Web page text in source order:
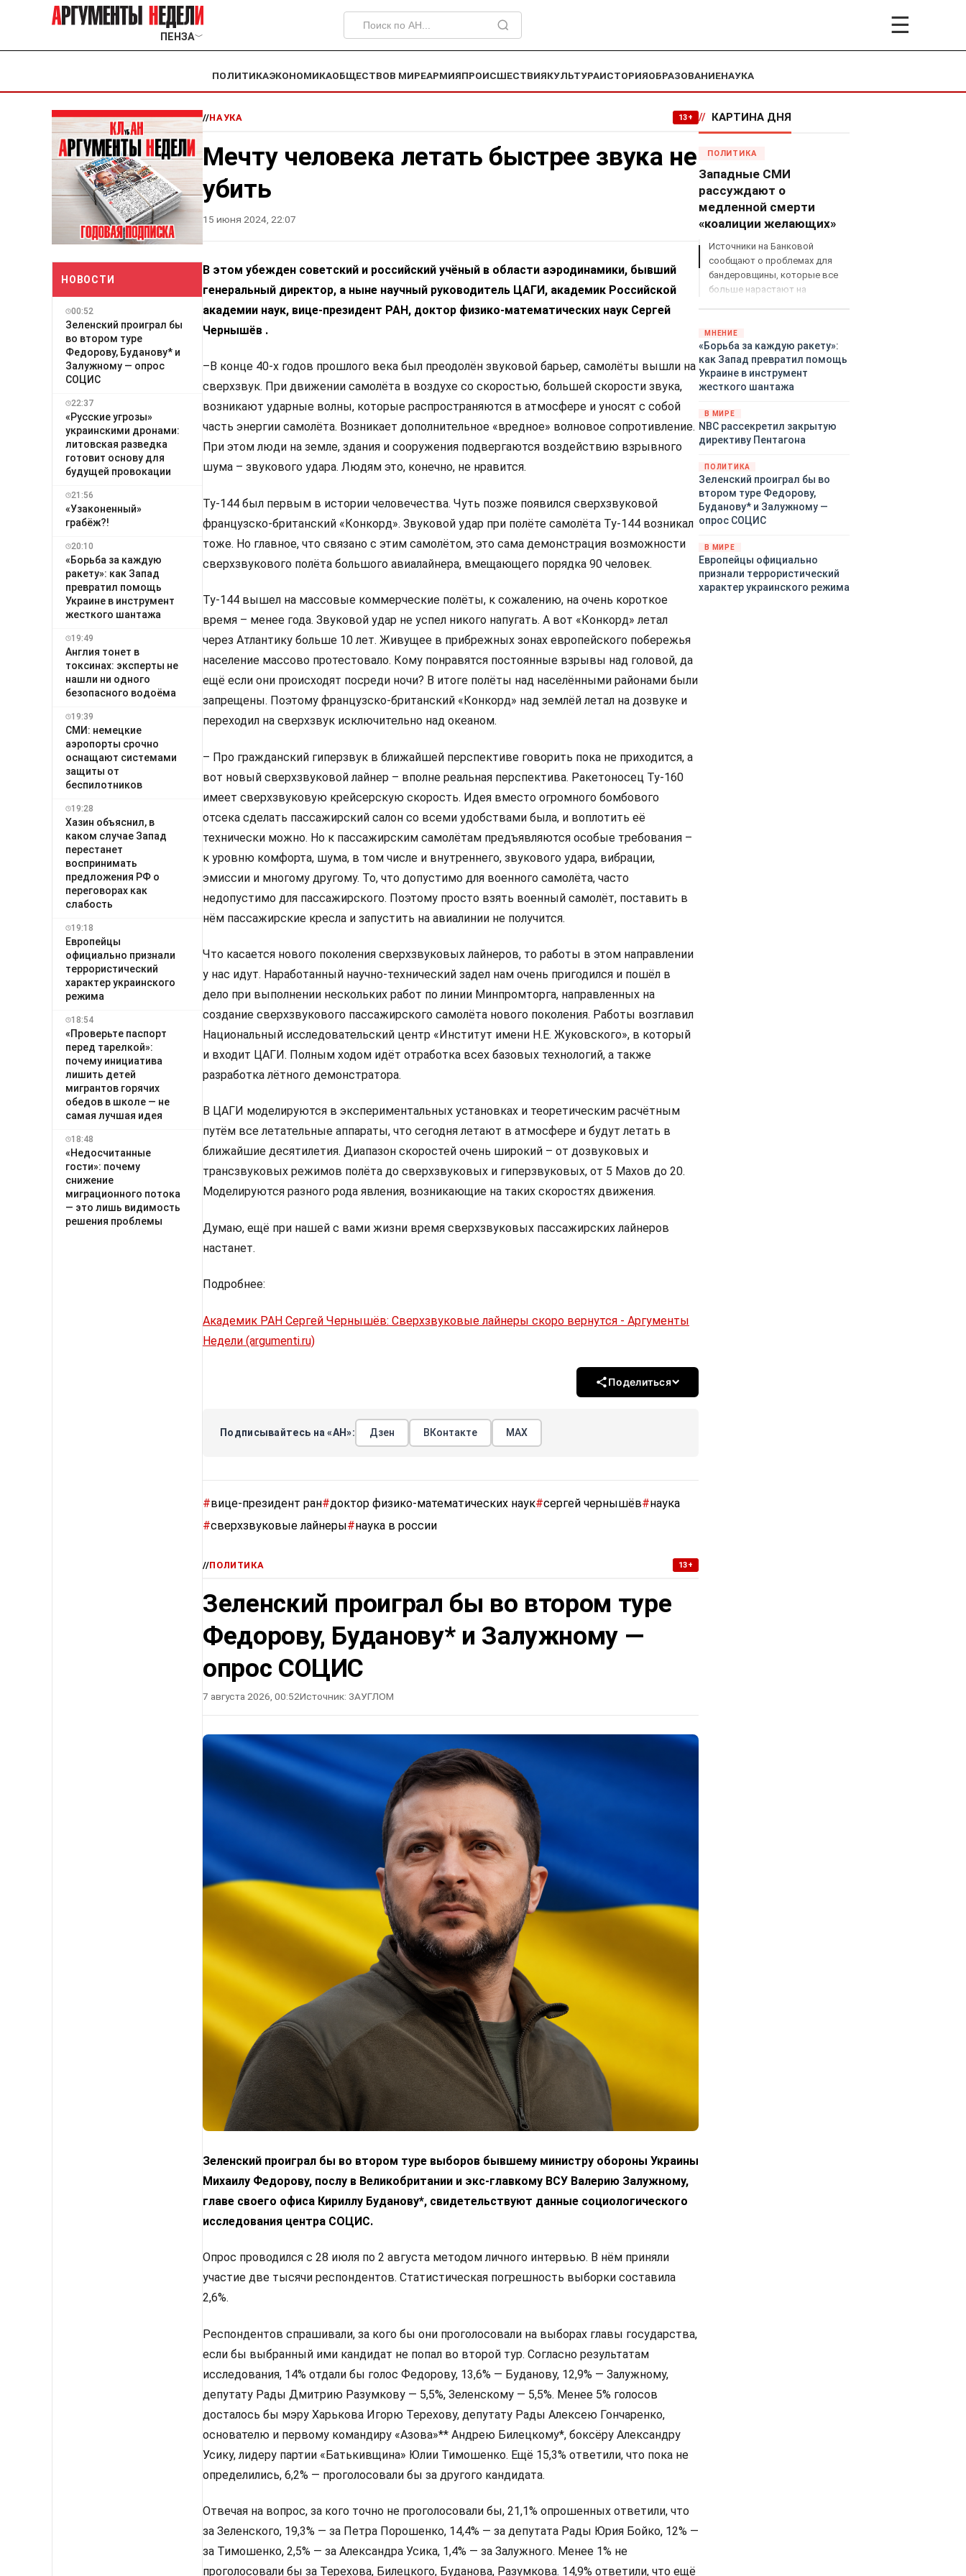
ПЕНЗА﹀ ☰
ПОЛИТИКАЭКОНОМИКАОБЩЕСТВОВ МИРЕАРМИЯПРОИСШЕСТВИЯКУЛЬТУРАИСТОРИЯОБРАЗОВАНИЕНАУКА
НОВОСТИ
00:52
Зеленский проиграл бы
во втором туре
Федорову, Буданову* и
Залужному — опрос
СОЦИС
22:37
«Русские угрозы»
украинскими дронами:
литовская разведка
готовит основу для
будущей провокации
21:56
«Узаконенный»
грабёж?!
20:10
«Борьба за каждую
ракету»: как Запад
превратил помощь
Украине в инструмент
жесткого шантажа
19:49
Англия тонет в
токсинах: эксперты не
нашли ни одного
безопасного водоёма
19:39
СМИ: немецкие
аэропорты срочно
оснащают системами
защиты от
беспилотников
19:28
Хазин объяснил, в
каком случае Запад
перестанет
воспринимать
предложения РФ о
переговорах как
слабость
19:18
Европейцы
официально признали
террористический
характер украинского
режима
18:54
«Проверьте паспорт
перед тарелкой»:
почему инициатива
лишить детей
мигрантов горячих
обедов в школе — не
самая лучшая идея
18:48
«Недосчитанные
гости»: почему
снижение
миграционного потока
— это лишь видимость
решения проблемы
//НАУКА 13+
Мечту человека летать быстрее звука не
убить
15 июня 2024, 22:07
В этом убежден советский и российский учёный в области аэродинамики, бывший
генеральный директор, а ныне научный руководитель ЦАГИ, академик Российской
академии наук, вице-президент РАН, доктор физико-математических наук Сергей
Чернышёв .
–В конце 40-х годов прошлого века был преодолён звуковой барьер, самолёты вышли на
сверхзвук. При движении самолёта в воздухе со скоростью, большей скорости звука,
возникают ударные волны, которые распространяются в атмосфере и уносят с собой
часть энергии самолёта. Возникает дополнительное «вредное» волновое сопротивление.
При этом люди на земле, здания и сооружения подвергаются воздействию взрывного
шума – звукового удара. Людям это, конечно, не нравится.
Ту-144 был первым в истории человечества. Чуть позже появился сверхзвуковой
французско-британский «Конкорд». Звуковой удар при полёте самолёта Ту-144 возникал
тоже. Но главное, что связано с этим самолётом, это сама демонстрация возможности
сверхзвукового полёта большого авиалайнера, вмещающего порядка 90 человек.
Ту-144 вышел на массовые коммерческие полёты, к сожалению, на очень короткое
время – менее года. Звуковой удар не успел никого напугать. А вот «Конкорд» летал
через Атлантику больше 10 лет. Живущее в прибрежных зонах европейского побережья
население массово протестовало. Кому понравятся постоянные взрывы над головой, да
ещё если они происходят посреди ночи? В итоге полёты над населёнными районами были
запрещены. Поэтому французско-британский «Конкорд» над землёй летал на дозвуке и
переходил на сверхзвук исключительно над океаном.
– Про гражданский гиперзвук в ближайшей перспективе говорить пока не приходится, а
вот новый сверхзвуковой лайнер – вполне реальная перспектива. Ракетоносец Ту-160
имеет сверхзвуковую крейсерскую скорость. Идея вместо огромного бомбового
отсека сделать пассажирский салон со всеми удобствами была, и воплотить её
технически можно. Но к пассажирским самолётам предъявляются особые требования –
к уровню комфорта, шума, в том числе и внутреннего, звукового удара, вибрации,
эмиссии и многому другому. То, что допустимо для военного самолёта, часто
недопустимо для пассажирского. Поэтому просто взять военный самолёт, поставить в
нём пассажирские кресла и запустить на авиалинии не получится.
Что касается нового поколения сверхзвуковых лайнеров, то работы в этом направлении
у нас идут. Наработанный научно-технический задел нам очень пригодился и пошёл в
дело при выполнении нескольких работ по линии Минпромторга, направленных на
создание сверхзвукового пассажирского самолёта нового поколения. Работы возглавил
Национальный исследовательский центр «Институт имени Н.Е. Жуковского», в который
и входит ЦАГИ. Полным ходом идёт отработка всех базовых технологий, а также
разработка лётного демонстратора.
В ЦАГИ моделируются в экспериментальных установках и теоретическим расчётным
путём все летательные аппараты, что сегодня летают в атмосфере и будут летать в
ближайшие десятилетия. Диапазон скоростей очень широкий – от дозвуковых и
трансзвуковых режимов полёта до сверхзвуковых и гиперзвуковых, от 5 Махов до 20.
Моделируются разного рода явления, возникающие на таких скоростях движения.
Думаю, ещё при нашей с вами жизни время сверхзвуковых пассажирских лайнеров
настанет.
Подробнее:
Академик РАН Сергей Чернышёв: Сверхзвуковые лайнеры скоро вернутся - Аргументы
Недели (argumenti.ru)
Поделиться
Подписывайтесь на «АН»: Дзен ВКонтакте МАХ
#вице-президент ран#доктор физико-математических наук#сергей чернышёв#наука
#сверхзвуковые лайнеры#наука в россии
//ПОЛИТИКА 13+
Зеленский проиграл бы во втором туре
Федорову, Буданову* и Залужному —
опрос СОЦИС
7 августа 2026, 00:52Источник: ЗАУГЛОМ
Зеленский проиграл бы во втором туре выборов бывшему министру обороны Украины
Михаилу Федорову, послу в Великобритании и экс-главкому ВСУ Валерию Залужному,
главе своего офиса Кириллу Буданову*, свидетельствуют данные социологического
исследования центра СОЦИС.
Опрос проводился с 28 июля по 2 августа методом личного интервью. В нём приняли
участие две тысячи респондентов. Статистическая погрешность выборки составила
2,6%.
Респондентов спрашивали, за кого бы они проголосовали на выборах главы государства,
если бы выбранный ими кандидат не попал во второй тур. Согласно результатам
исследования, 14% отдали бы голос Федорову, 13,6% — Буданову, 12,9% — Залужному,
депутату Рады Дмитрию Разумкову — 5,5%, Зеленскому — 5,5%. Менее 5% голосов
досталось бы мэру Харькова Игорю Терехову, депутату Рады Алексею Гончаренко,
основателю и первому командиру «Азова»** Андрею Билецкому*, боксёру Александру
Усику, лидеру партии «Батькивщина» Юлии Тимошенко. Ещё 15,3% ответили, что пока не
определились, 6,2% — проголосовали бы за другого кандидата.
Отвечая на вопрос, за кого точно не проголосовали бы, 21,1% опрошенных ответили, что
за Зеленского, 19,3% — за Петра Порошенко, 14,4% — за депутата Рады Юрия Бойко, 12% —
за Тимошенко, 2,5% — за Александра Усика, 1,4% — за Залужного. Менее 1% не
проголосовали бы за Терехова, Билецкого, Буданова, Разумкова. 14,9% ответили, что ещё
// КАРТИНА ДНЯ
ПОЛИТИКА
Западные СМИ
рассуждают о
медленной смерти
«коалиции желающих»
Источники на Банковой
сообщают о проблемах для
бандеровщины, которые все
больше нарастают на
«страны 404» в следующем
году. Однако киевские
временщики не торопятся
заключать мир - ведь есть
поддержка в ЕС.
Британии и Германии, выборы
во Франции могут полностью
изменить геополитический
ландшафт в мире, пока
Зеленский ожидает выборов
в США.
МНЕНИЕ
«Борьба за каждую ракету»:
как Запад превратил помощь
Украине в инструмент
жесткого шантажа
В МИРЕ
NBC рассекретил закрытую
директиву Пентагона
ПОЛИТИКА
Зеленский проиграл бы во
втором туре Федорову,
Буданову* и Залужному —
опрос СОЦИС
В МИРЕ
Европейцы официально
признали террористический
характер украинского режима